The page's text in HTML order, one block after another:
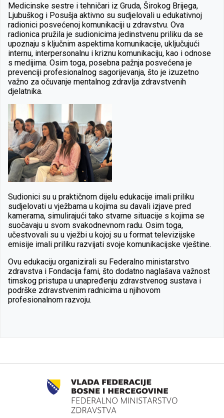
Medicinske sestre i tehničari iz Gruda, Širokog Brijega,
Ljubuškog i Posušja aktivno su sudjelovali u edukativnoj
radionici posvećenoj komunikaciji u zdravstvu. Ova
radionica pružila je sudionicima jedinstvenu priliku da se
upoznaju s ključnim aspektima komunikacije, uključujući
internu, interpersonalnu i kriznu komunikaciju, kao i odnose
s medijima. Osim toga, posebna pažnja posvećena je
prevenciji profesionalnog sagorijevanja, što je izuzetno
važno za očuvanje mentalnog zdravlja zdravstvenih
djelatnika.
Sudionici su u praktičnom dijelu edukacije imali priliku
sudjelovati u vježbama u kojima su davali izjave pred
kamerama, simulirajući tako stvarne situacije s kojima se
suočavaju u svom svakodnevnom radu. Osim toga,
učestvovali su u vježbi u kojoj su u format televizijske
emisije imali priliku razvijati svoje komunikacijske vještine.
Ovu edukaciju organizirali su Federalno ministarstvo
zdravstva i Fondacija fami, što dodatno naglašava važnost
timskog pristupa u unapređenju zdravstvenog sustava i
podrške zdravstvenim radnicima u njihovom
profesionalnom razvoju.